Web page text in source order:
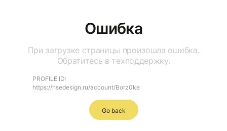
Ошибка
При загрузке страницы произошла ошибка.
Обратитесь в техподдержку.
PROFILE ID:
https://hsedesign.ru/account/Borz0ke
Go back